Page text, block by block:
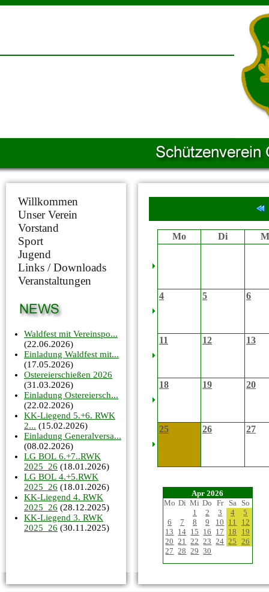
Willkommen
Unser Verein
Vorstand
Sport
Jugend
Links / Downloads
Veranstaltungen
Waldfest mit Vereinspo...
(22.06.2026)
Einladung Waldfest mit...
(17.05.2026)
Ostereierschießen 2026
(31.03.2026)
Einladung Ostereiersch...
(22.02.2026)
KK-Liegend 5.+6. RWK
2... (15.02.2026)
Einladung Generalversa...
(08.02.2026)
LG BOL 6.+7..RWK
2025_26 (18.01.2026)
LG BOL 4.+5.RWK
2025_26 (18.01.2026)
KK-Liegend 4. RWK
2025_26 (28.12.2025)
KK-Liegend 3. RWK
2025_26 (30.11.2025)
Mo Di
4 5 6
11 12 13
18 19 20
25 26 27
Apr 2026
Mo Di Mi Do Fr Sa So
1
2 3 4
5
6
7 8 9 10 11
12
13 14 15 16 17 18
19
20 21 22 23 24 25 26
27 28 29 30